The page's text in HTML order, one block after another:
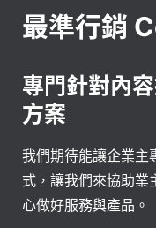
最準行銷
專門針對內
方案
我們期待能讓企業主
式，讓我們來協助業
心做好服務與產品。